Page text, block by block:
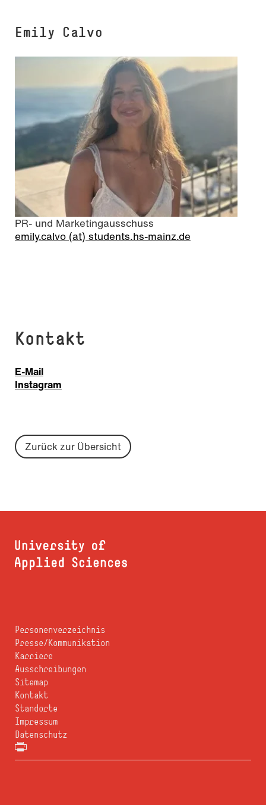
Emily Calvo
PR- und Marketingausschuss
emily.calvo (at) students.hs-mainz.de
Kontakt
E-Mail
Instagram
Zurück zur Übersicht
Personenverzeichnis
Presse/Kommunikation
Karriere
Ausschreibungen
Sitemap
Kontakt
Standorte
Impressum
Datenschutz